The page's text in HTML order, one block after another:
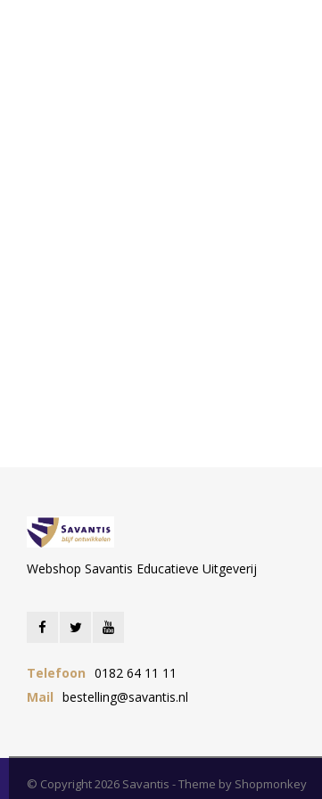
Webshop Savantis Educatieve Uitgeverij
Telefoon 0182 64 11 11
Mail bestelling@savantis.nl
© Copyright 2026 Savantis - Theme by Shopmonkey